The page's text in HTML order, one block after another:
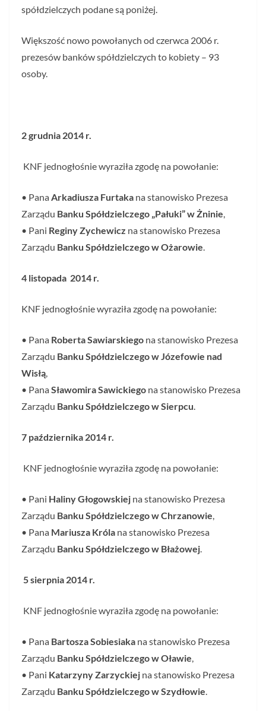
spółdzielczych podane są poniżej.
Większość nowo powołanych od czerwca 2006 r.
prezesów banków spółdzielczych to kobiety – 93
osoby.
2 grudnia 2014 r.
KNF jednogłośnie wyraziła zgodę na powołanie:
• PanaArkadiusza Furtaka na stanowisko Prezesa
Zarządu Banku Spółdzielczego „Pałuki” w Żninie,
• Pani Reginy Zychewicz na stanowisko Prezesa
Zarządu Banku Spółdzielczego w Ożarowie.
4 listopada 2014 r.
KNF jednogłośnie wyraziła zgodę na powołanie:
• Pana Roberta Sawiarskiego na stanowisko Prezesa
Zarządu Banku Spółdzielczego w Józefowie nad
Wisłą,
• PanaSławomira Sawickiego na stanowisko Prezesa
Zarządu Banku Spółdzielczego w Sierpcu.
7 października 2014 r.
KNF jednogłośnie wyraziła zgodę na powołanie:
• Pani Haliny Głogowskiej na stanowisko Prezesa
Zarządu Banku Spółdzielczego w Chrzanowie,
• Pana Mariusza Króla na stanowisko Prezesa
Zarządu Banku Spółdzielczego w Błażowej.
5 sierpnia 2014 r.
KNF jednogłośnie wyraziła zgodę na powołanie:
• Pana Bartosza Sobiesiaka na stanowisko Prezesa
Zarządu Banku Spółdzielczego w Oławie,
• Pani Katarzyny Zarzyckiej na stanowisko Prezesa
Zarządu Banku Spółdzielczego w Szydłowie.